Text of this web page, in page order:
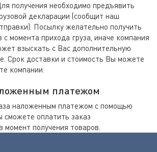
получения необходимо предъявить
декларации (сообщит наш
Посылку желательно получить
с момента прихода груза иначе компания
взыскать с Вас дополнительную
Срок доставки и стоимость Вы можете
компании.
платежом
наложенным платежом с помощью
сможете оплатить заказ
момент получения товаров.